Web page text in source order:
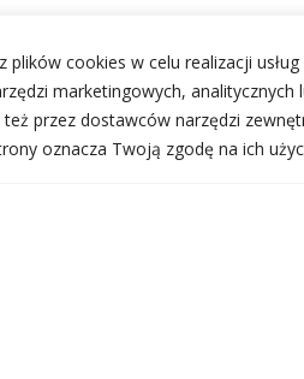
plików cookies w celu realizacji
marketingowych,
przez dostawców narzędzi
oznacza Twoją zgodę na ich